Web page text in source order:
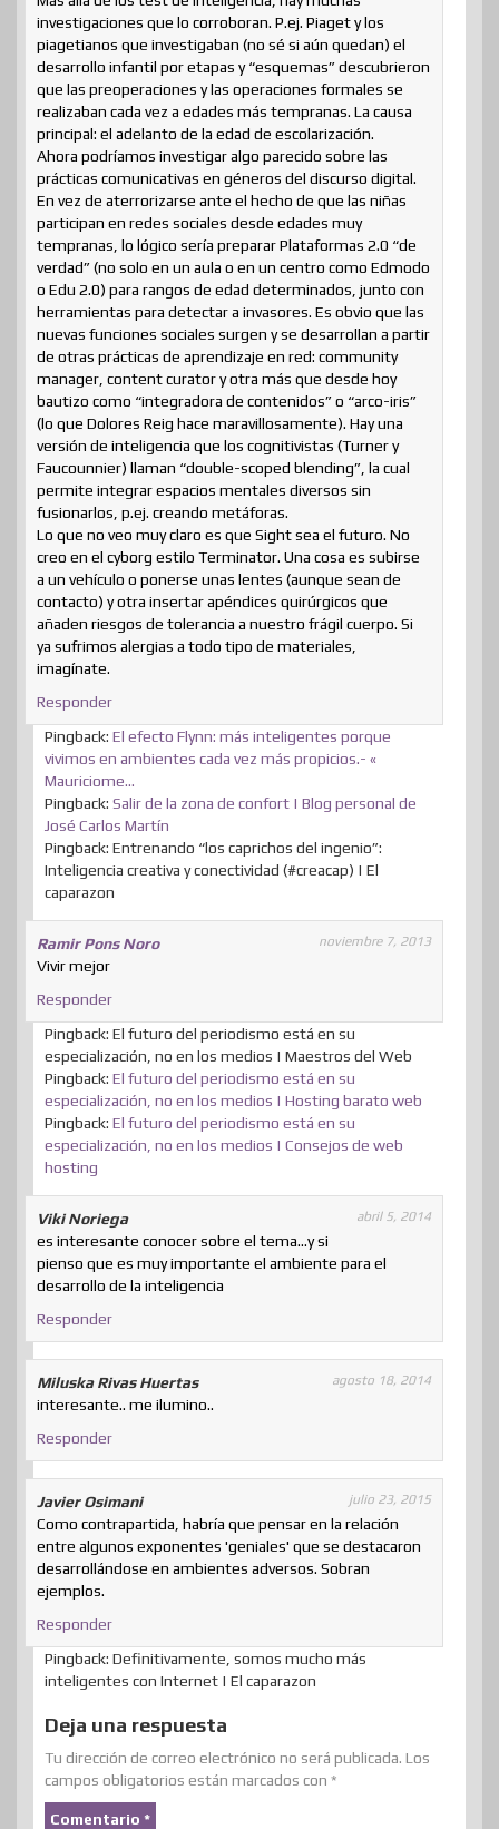
investigaciones que lo corroboran. P.ej. Piaget y los
piagetianos que investigaban (no sé si aún quedan) el
desarrollo infantil por etapas y “esquemas” descubrieron
que las preoperaciones y las operaciones formales se
realizaban cada vez a edades más tempranas. La causa
principal: el adelanto de la edad de escolarización.
Ahora podríamos investigar algo parecido sobre las
prácticas comunicativas en géneros del discurso digital.
En vez de aterrorizarse ante el hecho de que las niñas
participan en redes sociales desde edades muy
tempranas, lo lógico sería preparar Plataformas 2.0 “de
verdad” (no solo en un aula o en un centro como Edmodo
o Edu 2.0) para rangos de edad determinados, junto con
herramientas para detectar a invasores. Es obvio que las
nuevas funciones sociales surgen y se desarrollan a partir
de otras prácticas de aprendizaje en red: community
manager, content curator y otra más que desde hoy
bautizo como “integradora de contenidos” o “arco-iris”
(lo que Dolores Reig hace maravillosamente). Hay una
versión de inteligencia que los cognitivistas (Turner y
Faucounnier) llaman “double-scoped blending”, la cual
permite integrar espacios mentales diversos sin
fusionarlos, p.ej. creando metáforas.
Lo que no veo muy claro es que Sight sea el futuro. No
creo en el cyborg estilo Terminator. Una cosa es subirse
a un vehículo o ponerse unas lentes (aunque sean de
contacto) y otra insertar apéndices quirúrgicos que
añaden riesgos de tolerancia a nuestro frágil cuerpo. Si
ya sufrimos alergias a todo tipo de materiales,
imagínate.
Responder
Pingback: El efecto Flynn: más inteligentes porque
vivimos en ambientes cada vez más propicios.- «
Mauriciome…
Pingback: Salir de la zona de confort | Blog personal de
José Carlos Martín
Pingback: Entrenando “los caprichos del ingenio”:
Inteligencia creativa y conectividad (#creacap) | El
caparazon
Ramir Pons Noro noviembre 7, 2013
Vivir mejor
Responder
Pingback: El futuro del periodismo está en su
especialización, no en los medios | Maestros del Web
Pingback: El futuro del periodismo está en su
especialización, no en los medios | Hosting barato web
Pingback: El futuro del periodismo está en su
especialización, no en los medios | Consejos de web
hosting
Viki Noriega abril 5, 2014
es interesante conocer sobre el tema…y si
pienso que es muy importante el ambiente para el
desarrollo de la inteligencia
Responder
Miluska Rivas Huertas agosto 18, 2014
interesante.. me ilumino..
Responder
Javier Osimani julio 23, 2015
Como contrapartida, habría que pensar en la relación
entre algunos exponentes 'geniales' que se destacaron
desarrollándose en ambientes adversos. Sobran
ejemplos.
Responder
Pingback: Definitivamente, somos mucho más
inteligentes con Internet | El caparazon
Deja una respuesta
Tu dirección de correo electrónico no será publicada. Los
campos obligatorios están marcados con *
Comentario *